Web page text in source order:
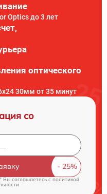
Optics до 3 лет
оптического
30мм от 35 минут
со
Вы соглашаетесь cполитикой